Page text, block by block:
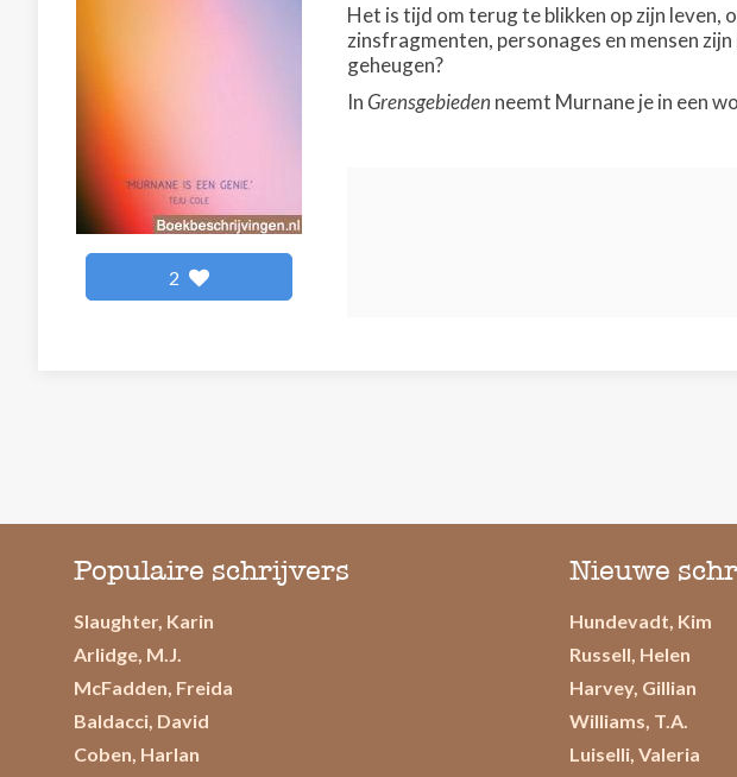
2
Het is tijd om terug te blikken op zijn leven,
zinsfragmenten, personages en mensen
geheugen?
InGrensgebieden neemt Murnane je in een
Populaire schrijvers
Slaughter, Karin
Arlidge, M.J.
McFadden, Freida
Baldacci, David
Coben, Harlan
Nieuwe
Hundevadt, Kim
Russell, Helen
Harvey, Gillian
Williams, T.A.
Luiselli, Valeria